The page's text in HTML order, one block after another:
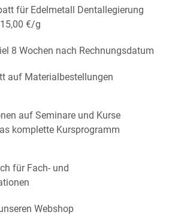
für Edelmetall Dentallegierung
€/g
8 Wochen nach Rechnungsdatum
auf Materialbestellungen
auf Seminare und Kurse
komplette Kursprogramm
für Fach- und
Webshop